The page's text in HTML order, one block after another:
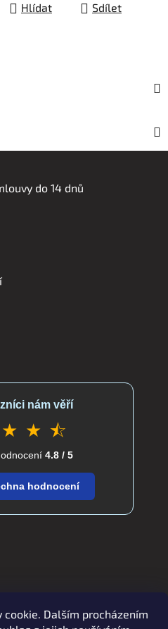
cookie. Dalším procházením
Hlídat Sdílet
do 14 dnů
nám věří
★ ⯪
4.8 / 5
hodnocení
verdatex.cz